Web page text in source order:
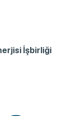
İşbirliği